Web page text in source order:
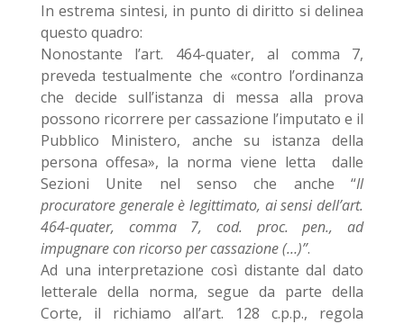
In estrema sintesi, in punto di diritto si delinea
questo quadro:
Nonostante l’art. 464-quater, al comma 7,
preveda testualmente che «contro l’ordinanza
che decide sull’istanza di messa alla prova
possono ricorrere per cassazione l’imputato e il
Pubblico Ministero, anche su istanza della
persona offesa», la norma viene letta dalle
Sezioni Unite nel senso che anche “Il
procuratore generale è legittimato, ai sensi dell’art.
464-quater, comma 7, cod. proc. pen., ad
impugnare con ricorso per cassazione (…)”.
Ad una interpretazione così distante dal dato
letterale della norma, segue da parte della
Corte, il richiamo all’art. 128 c.p.p., regola